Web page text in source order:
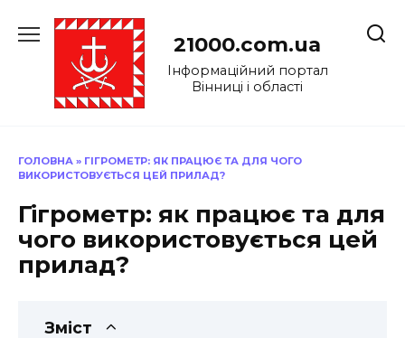
до
21000.com.ua
Інформаційний портал
Вінниці і області
ГОЛОВНА » ГІГРОМЕТР: ЯК ПРАЦЮЄ ТА ДЛЯ ЧОГО
ВИКОРИСТОВУЄТЬСЯ ЦЕЙ ПРИЛАД?
Гігрометр: як працює та для
чого використовується цей
прилад?
Зміст